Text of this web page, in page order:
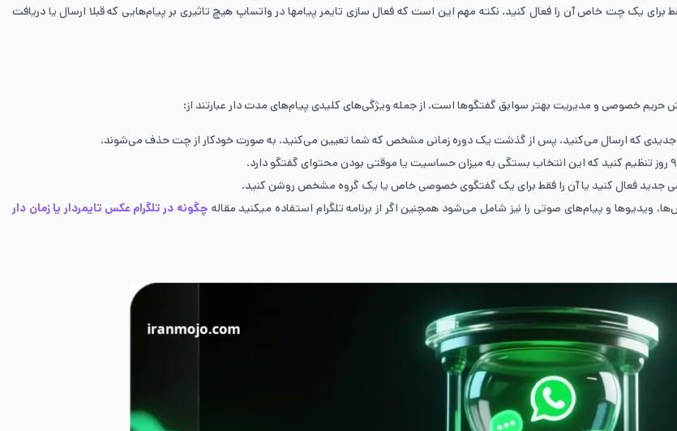
یک چت خاص آن را فعال کنید. نکته مهم این است که فعال‌ سازی تایمر پیامها در واتساپ هیچ تاثیری بر پیام‌هایی که قبلا ارسال یا دریافت
حریم خصوصی و مدیریت بهتر سوابق گفتگوها است. از جمله ویژگی‌های کلیدی پیام‌های مدت دار عبارتند از:
جدیدی که ارسال می‌کنید، پس از گذشت یک دوره زمانی مشخص که شما تعیین می‌کنید، به صورت خودکار از چت حذف می‌شوند.
جدید فعال کنید یا آن را فقط برای یک گفتگوی خصوصی خاص یا یک گروه مشخص روشن کنید.
ویدیوها و پیام‌های صوتی را نیز شامل می‌شود همچنین اگر از برنامه تلگرام استفاده میکنید مقاله چگونه در تلگرام عکس تایمردار یا زمان دار